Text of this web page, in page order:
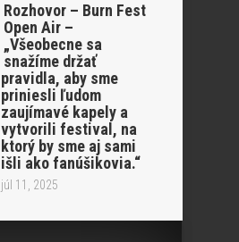
Rozhovor – Burn Fest
Open Air –
„Všeobecne sa
snažíme držať
pravidla, aby sme
priniesli ľudom
zaujímavé kapely a
vytvorili festival, na
ktorý by sme aj sami
išli ako fanúšikovia.“
júl 11, 2025